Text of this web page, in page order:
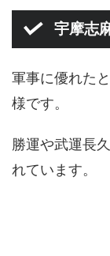
宇摩志
軍事に優れた
様です。
勝運や武運長
れています。